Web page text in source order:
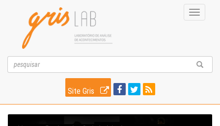
Toggle
Site Gris